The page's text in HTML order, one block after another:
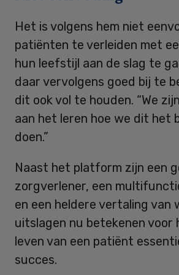
Het is volgens hem niet
patiënten te verleiden met
hun leefstijl aan de slag te
daar vervolgens goed bij te
dit ook vol te houden. “We
aan het leren hoe we dit het
doen.”
Naast het platform zijn een
zorgverlener, een
en een heldere vertaling van
uitslagen nu betekenen voor
leven van een patiënt
succes.